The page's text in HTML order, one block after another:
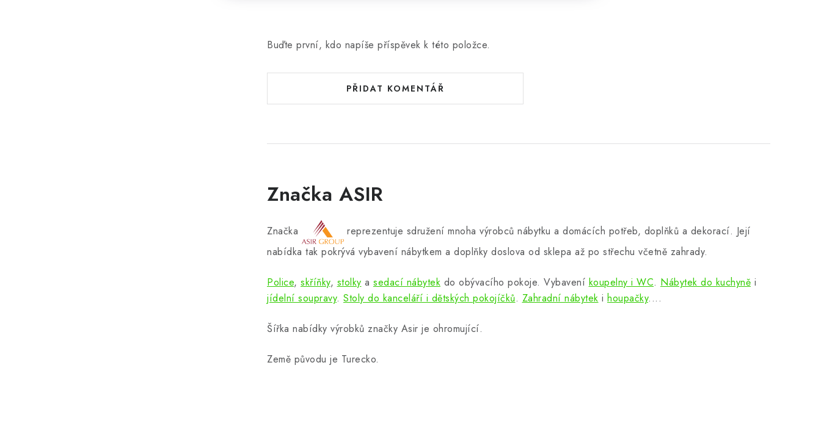
Buďte první, kdo napíše příspěvek k této položce.
PŘIDAT KOMENTÁŘ
Značka ASIR
Značka
reprezentuje sdružení mnoha výrobců nábytku a domácích potřeb, doplňků a dekorací. Její
nabídka tak pokrývá vybavení nábytkem a doplňky doslova od sklepa až po střechu včetně zahrady.
Police, skříňky, stolky a sedací nábytek do obývacího pokoje. Vybavení koupelny i WC. Nábytek do kuchyně i
jídelní soupravy. Stoly do kanceláří i dětských pokojíčků. Zahradní nábytek i houpačky....
Šířka nabídky výrobků značky Asir je ohromující.
Země původu je Turecko.